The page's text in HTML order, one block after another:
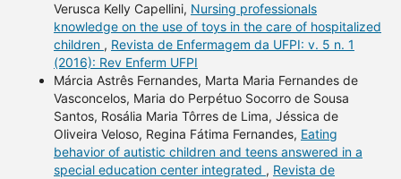
Verusca Kelly Capellini, Nursing professionals
knowledge on the use of toys in the care of hospitalized
children , Revista de Enfermagem da UFPI: v. 5 n. 1
(2016): Rev Enferm UFPI
Márcia Astrês Fernandes, Marta Maria Fernandes de
Vasconcelos, Maria do Perpétuo Socorro de Sousa
Santos, Rosália Maria Tôrres de Lima, Jéssica de
Oliveira Veloso, Regina Fátima Fernandes, Eating
behavior of autistic children and teens answered in a
special education center integrated , Revista de